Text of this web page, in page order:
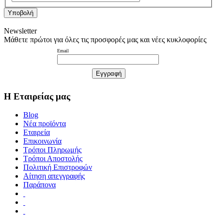
Υποβολή
Newsletter
Μάθετε πρώτοι για όλες τις προσφορές μας και νέες κυκλοφορίες
Email
Η Εταιρείας μας
Blog
Νέα προϊόντα
Εταιρεία
Επικοινωνία
Τρόποι Πληρωμής
Τρόποι Αποστολής
Πολιτική Επιστροφών
Αίτηση απεγγραφής
Παράπονα